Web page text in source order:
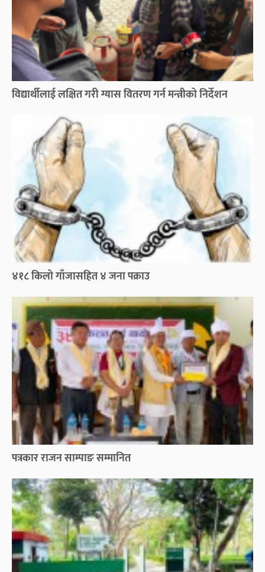
विद्यार्थीलाई लक्षित गरी ग्यास वितरण गर्न मन्त्रीको निर्देशन
४१८ किलो गाँजासहित ४ जना पक्राउ
पत्रकार राजन साम्पाङ सम्मानित